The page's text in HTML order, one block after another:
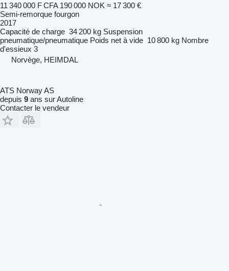
11 340 000 F CFA 190 000 NOK ≈ 17 300 €
Semi-remorque fourgon
2017
Capacité de charge 34 200 kg Suspension
pneumatique/pneumatique Poids net à vide 10 800 kg Nombre
d'essieux 3
Norvège, HEIMDAL
ATS Norway AS
depuis 9 ans sur Autoline
Contacter le vendeur